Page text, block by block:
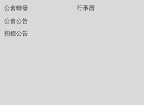
公會轉發
公會公告
招標公告
行事曆